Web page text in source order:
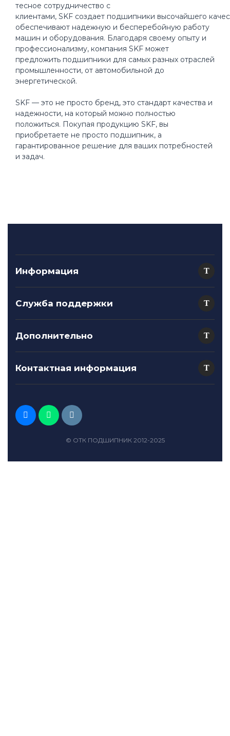
тесное сотрудничество с
клиентами, SKF создает подшипники высочайшего
обеспечивают надежную и бесперебойную работу
машин и оборудования. Благодаря своему опыту и
профессионализму, компания SKF может
предложить подшипники для самых разных отраслей
промышленности, от автомобильной до
энергетической.
SKF — это не просто бренд, это стандарт качества и
надежности, на который можно полностью
положиться. Покупая продукцию SKF, вы
приобретаете не просто подшипник, а
гарантированное решение для ваших потребностей
и задач.
Информация
Служба поддержки
Дополнительно
Контактная информация
© ОТК ПОДШИПНИК 2012-2025